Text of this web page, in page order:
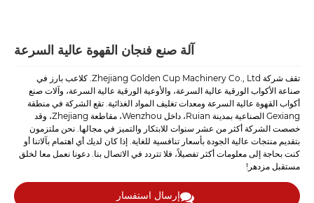
آلة صنع فنجان القهوة عالية السرعة
تقف شركة Zhejiang Golden Cup Machinery Co., Ltd. كلاعب بارز في
صناعة الأكواب الورقية عالية السرعة، والأوعية الورقية عالية السرعة، وآلات صنع
أكواب القهوة عالية السرعة ومعدات تغليف المواد الغذائية. تقع الشركة في منطقة
Gexiang الصناعية بمدينة Ruian، داخل Wenzhou، مقاطعة Zhejiang، وقد
خصصت الشركة أكثر من عشر سنوات للابتكار والتميز في مجالها. نحن ملتزمون
بتقديم منتجات عالية الجودة بأسعار تنافسية للغاية. إذا كان لديك أي اهتمام بآلاتنا أو
كنت بحاجة إلى معلومات أكثر تفصيلاً، فلا تتردد في الاتصال بنا. دعونا نعمل معا لخلق
مستقبل مزدهر!
إرسال استفسار